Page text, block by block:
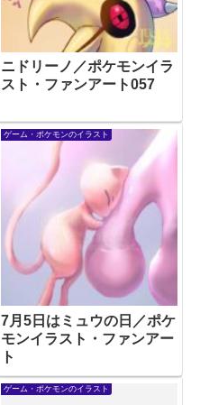
ニドリーノ／ポケモンイラ
スト・ファンアート057
ゲーム・ポケモンのイラスト
7月5日はミュウの日／ポケ
モンイラスト・ファンアー
ト
ゲーム・ポケモンのイラスト